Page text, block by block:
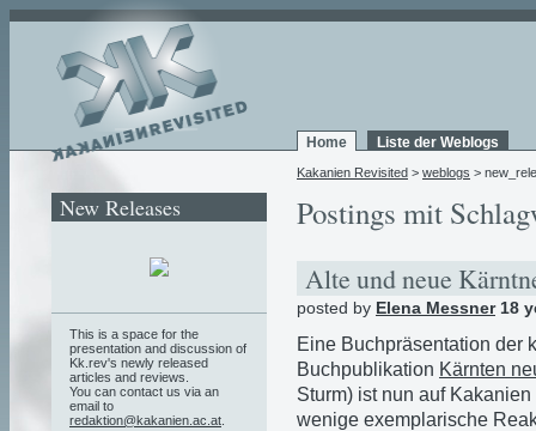
Home Liste der Weblogs
Kakanien Revisited > weblogs >
Postings mit
Alte und neue
posted by Elena Messner18
Eine Buchpräsentation der
Buchpublikation Kärnten
Sturm) ist nun auf
wenige exemplarische
New Releases
This is a space for the
presentation and discussion of
Kk.rev's newly released
articles and reviews.
You can contact us via an
email to
redaktion@kakanien.ac.at